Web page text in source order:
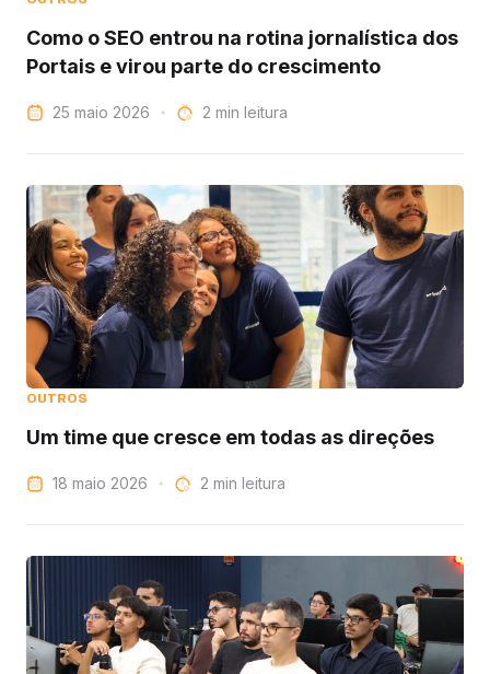
Como o SEO entrou na rotina jornalística dos
Portais e virou parte do crescimento
25 maio 2026 leitura
OUTROS
Um time que cresce em todas as direções
18 maio 2026 leitura